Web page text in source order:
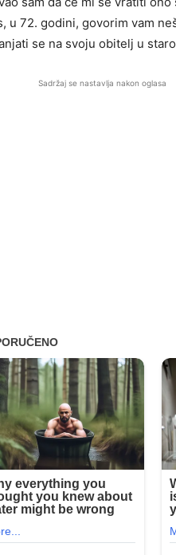
u 72. godini, govorim vam
se na svoju obitelj u
Sadržaj se nastavlja nakon oglasa